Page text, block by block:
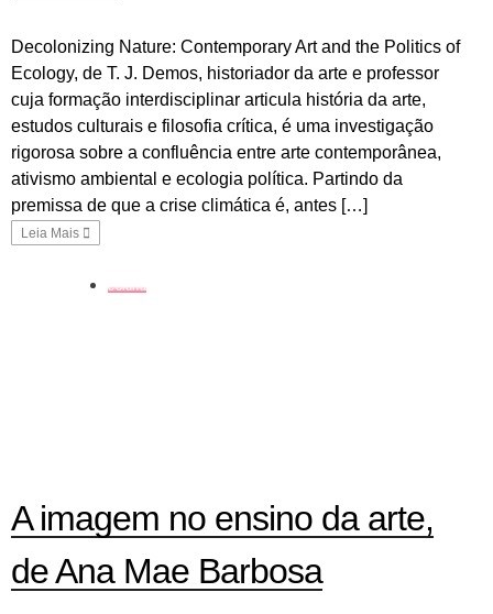
Decolonizing Nature: Contemporary Art and the Politics of
Ecology, de T. J. Demos, historiador da arte e professor
cuja formação interdisciplinar articula história da arte,
estudos culturais e filosofia crítica, é uma investigação
rigorosa sobre a confluência entre arte contemporânea,
ativismo ambiental e ecologia política. Partindo da
premissa de que a crise climática é, antes […]
Leia Mais
coluna
A imagem no ensino da arte,
de Ana Mae Barbosa